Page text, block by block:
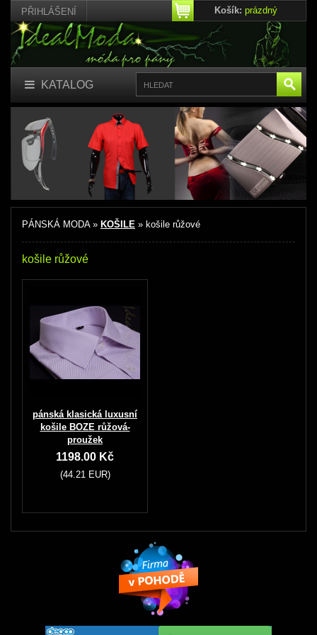
PŘIHLÁŠENÍ Košík: prázdný
KATALOG
PÁNSKÁ MODA » KOŠILE » košile růžové
košile růžové
pánská klasická luxusní
košile BOZE růžová-
proužek
1198.00 Kč
(44.21 EUR)